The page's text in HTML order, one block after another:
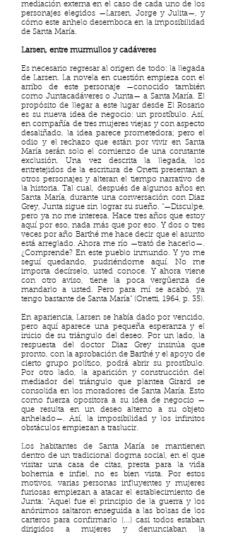
mediación externa en el caso de cada uno de los
personajes elegidos —Larsen, Jorge y Julita—, y
cómo este anhelo desemboca en la imposibilidad
de Santa María.
Larsen, entre murmullos y cadáveres
Es necesario regresar al origen de todo: la llegada
de Larsen. La novela en cuestión empieza con el
arribo de este personaje —conocido también
como Juntacadáveres o Junta— a Santa María. El
propósito de llegar a este lugar desde El Rosario
es su nueva idea de negocio: un prostíbulo. Así,
en compañía de tres mujeres viejas y con aspecto
desaliñado, la idea parece prometedora; pero el
odio y el rechazo que están por vivir en Santa
María serán solo el comienzo de una constante
exclusión. Una vez descrita la llegada, los
entretejidos de la escritura de Onetti presentan a
otros personajes y alteran el tiempo narrativo de
la historia. Tal cual, después de algunos años en
Santa María, durante una conversación con Diaz
Grey, Junta sigue sin lograr su sueño. “—Disculpe,
pero ya no me interesa. Hace tres años que estoy
aquí por eso, nada más que por eso. Y dos o tres
veces por año Barthé me hace decir que el asunto
está arreglado. Ahora me río —trató de hacerlo—.
¿Comprende? En este pueblo inmundo. Y yo me
seguí quedando, pudriéndome aquí. No me
importa decírselo, usted conoce. Y ahora viene
con otro aviso, tiene la poca vergüenza de
mandarlo a usted. Pero para mí se acabó, ya
tengo bastante de Santa María” (Onetti, 1964, p. 35).
En apariencia, Larsen se había dado por vencido,
pero aquí aparece una pequeña esperanza y el
inicio de su triángulo del deseo. Por un lado, la
respuesta del doctor Diaz Grey insinúa que
pronto, con la aprobación de Barthé y el apoyo de
cierto grupo político, podrá abrir su prostíbulo.
Por otro lado, la aparición y construcción del
mediador del triángulo que plantea Girard se
consolida en los moradores de Santa María. Esto
como fuerza opositora a su idea de negocio —
que resulta en un deseo alterno a su objeto
anhelado—. Así, la imposibilidad y los infinitos
obstáculos empiezan a traslucir.
Los habitantes de Santa María se mantienen
dentro de un tradicional dogma social, en el que
visitar una casa de citas, presta para la vida
bohemia e infiel, no es bien vista. Por estos
motivos, varias personas influyentes y mujeres
furiosas empiezan a atacar el establecimiento de
Junta: “Aquel fue el principio de la guerra y los
anónimos saltaron enseguida a las bolsas de los
carteros para confirmarlo (...) casi todos estaban
dirigidos a mujeres y denunciaban la